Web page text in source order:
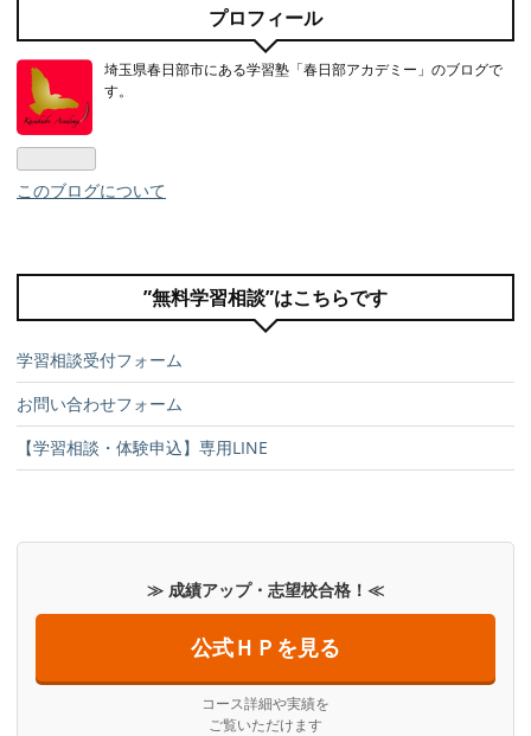
プロフィール
埼玉県春日部市にある学習塾「春日部アカデミー」のブログで
す。
このブログについて
”無料学習相談”はこちらです
学習相談受付フォーム
お問い合わせフォーム
【学習相談・体験申込】専用LINE
≫ 成績アップ・志望校合格！≪
公式ＨＰを見る
コース詳細や実績を
ご覧いただけます